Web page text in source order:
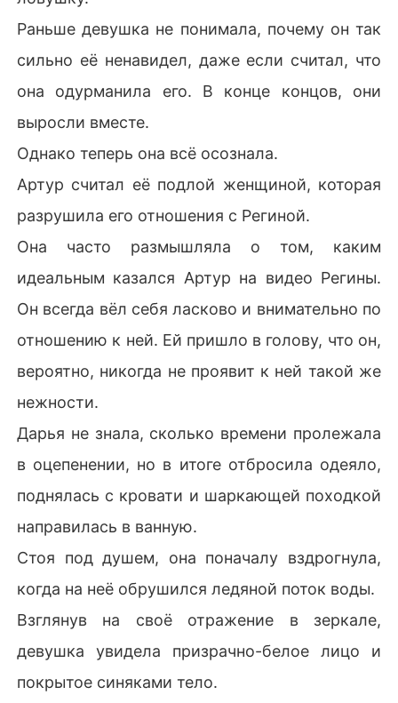
Раньше девушка не понимала, почему он так
сильно её ненавидел, даже если считал, что
она одурманила его. В конце концов, они
выросли вместе.
Однако теперь она всё осознала.
Артур считал её подлой женщиной, которая
разрушила его отношения с Региной.
Она часто размышляла о том, каким
идеальным казался Артур на видео Регины.
Он всегда вёл себя ласково и внимательно по
отношению к ней. Ей пришло в голову, что он,
вероятно, никогда не проявит к ней такой же
нежности.
Дарья не знала, сколько времени пролежала
в оцепенении, но в итоге отбросила одеяло,
поднялась с кровати и шаркающей походкой
направилась в ванную.
Стоя под душем, она поначалу вздрогнула,
когда на неё обрушился ледяной поток воды.
Взглянув на своё отражение в зеркале,
девушка увидела призрачно-белое лицо и
покрытое синяками тело.